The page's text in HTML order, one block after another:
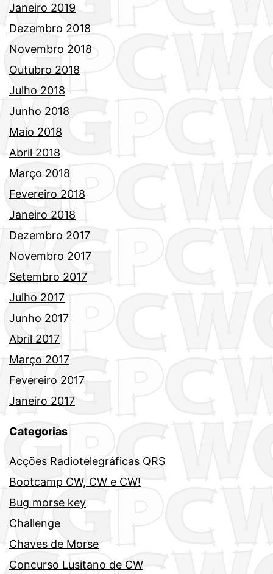
Janeiro 2019
Dezembro 2018
Novembro 2018
Outubro 2018
Julho 2018
Junho 2018
Maio 2018
Abril 2018
Março 2018
Fevereiro 2018
Janeiro 2018
Dezembro 2017
Novembro 2017
Setembro 2017
Julho 2017
Junho 2017
Abril 2017
Março 2017
Fevereiro 2017
Janeiro 2017
Categorias
Acções Radiotelegráficas QRS
Bootcamp CW, CW e CW!
Bug morse key
Challenge
Chaves de Morse
Concurso Lusitano de CW